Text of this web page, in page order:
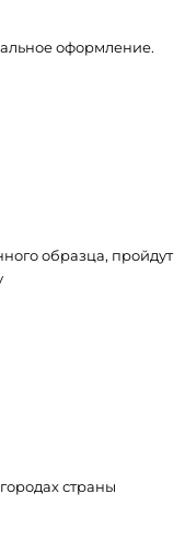
оформление.
образца, пройдут
страны